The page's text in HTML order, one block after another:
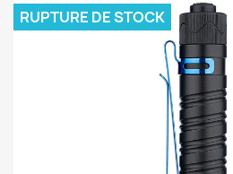
RUPTURE DE STOCK